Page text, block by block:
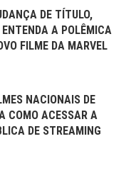
DE TÍTULO,
A POLÊMICA
FILME DA MARVEL
NACIONAIS DE
COMO ACESSAR A
DE STREAMING